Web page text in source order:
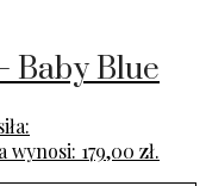
Baby Blue
179,00 zł.